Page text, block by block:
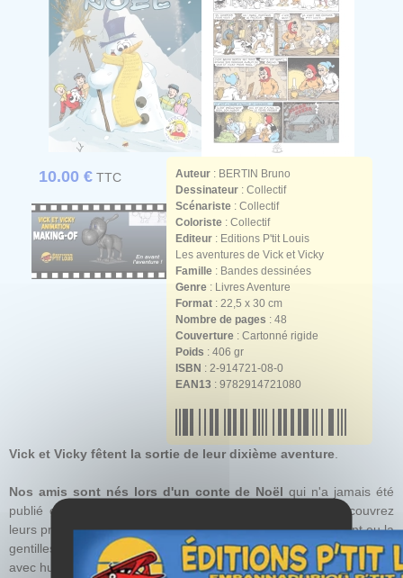
10.00 €TTC Auteur: BERTIN Bruno
Dessinateur: Collectif
Scénariste: Collectif
Coloriste: Collectif
Editeur: Editions P'tit Louis
Les aventures de Vick et Vicky
Famille: Bandes dessinées
Genre: Livres Aventure
Format: 22,5 x 30 cm
Nombre de pages : 48
Couverture: Cartonné rigide
Poids : 406 gr
ISBN : 2-914721-08-0
EAN13 : 9782914721080
Vick et Vicky fêtent la sortie de leur dixième aventure
Nos amis sont nés lors d'un conte de Noël qui n'a jamais été
publié et à l'occasion de la sortie du dixième album, découvrez
leurs premiers pas, entourés d'une vingtaine d'auteurs qui ont eu la
gentillesse de fêter cet événement avec eux en réalisant chacun
avec humour un mini conte de Noël avec Vick et Vicky.